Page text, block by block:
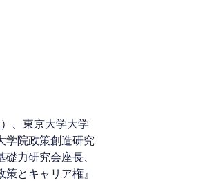
、東京大学大学
学院政策創造研究
力研究会座長、
とキャリア権』